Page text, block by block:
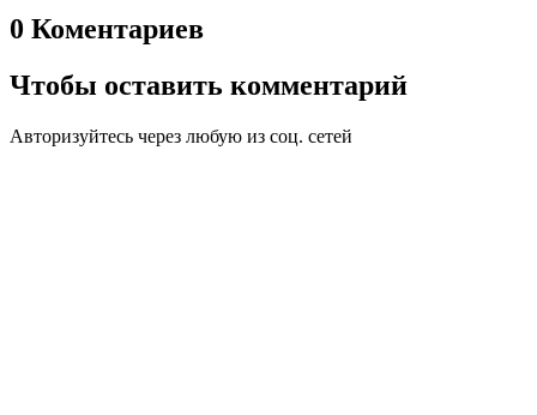
0 Коментариев
Чтобы оставить комментарий
Авторизуйтесь через любую из соц. сетей